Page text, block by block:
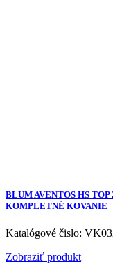
BLUM AVENTOS HS
KOMPLETNÉ KOVANIE
Katalógové čislo:
Zobraziť produkt